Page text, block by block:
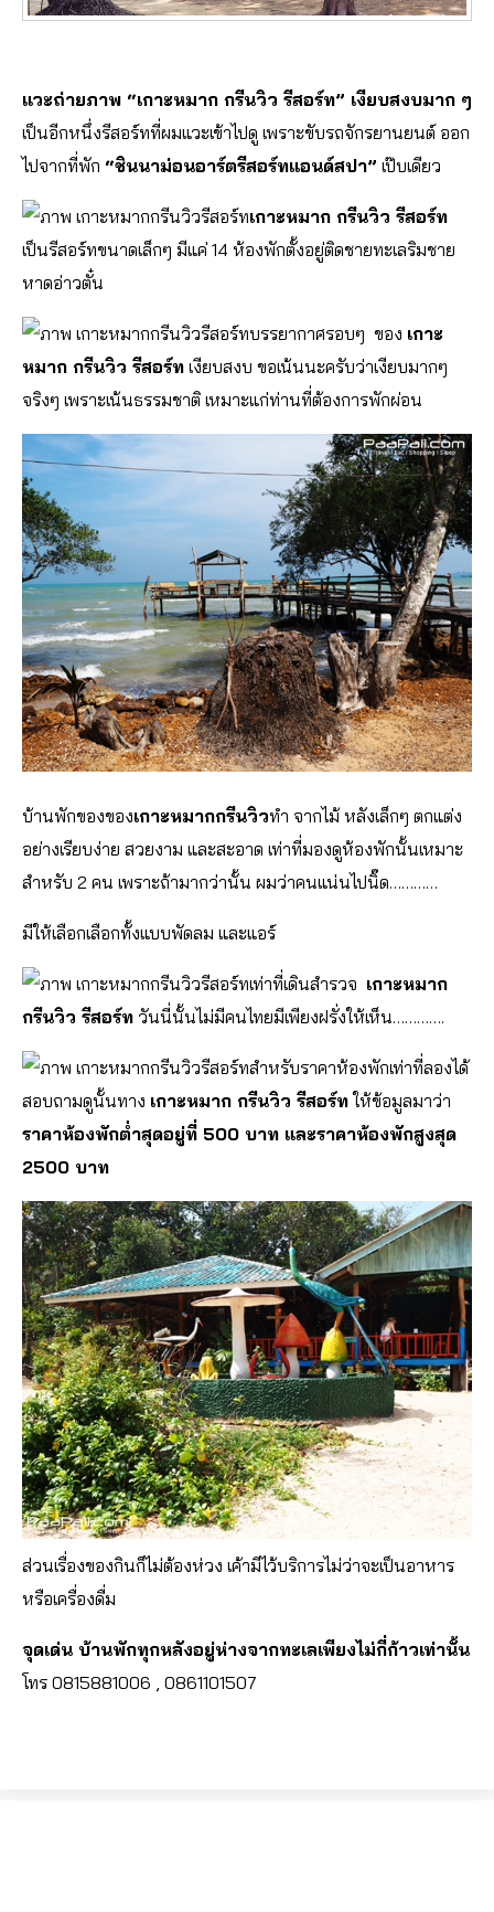
แวะถ่ายภาพ “เกาะหมาก กรีนวิว รีสอร์ท” เงียบสงบมาก ๆ
เป็นอีกหนึ่งรีสอร์ทที่ผมแวะเข้าไปดู เพราะขับรถจักรยานยนต์ ออก
ไปจากที่พัก “ชินนาม่อนอาร์ตรีสอร์ทแอนด์สปา” เป๊บเดียว
เกาะหมาก กรีนวิว รีสอร์ท
เป็นรีสอร์ทขนาดเล็กๆ มีแค่ 14 ห้องพักตั้งอยู่ติดชายทะเลริมชาย
หาดอ่าวตั๋น
บรรยากาศรอบๆ ของ เกาะ
หมาก กรีนวิว รีสอร์ท เงียบสงบ ขอเน้นนะครับว่าเงียบมากๆ
จริงๆ เพราะเน้นธรรมชาติ เหมาะแก่ท่านที่ต้องการพักผ่อน
บ้านพักของของเกาะหมากกรีนวิวทำ จากไม้ หลังเล็กๆ ตกแต่ง
อย่างเรียบง่าย สวยงาม และสะอาด เท่าที่มองดูห้องพักนั้นเหมาะ
สำหรับ 2 คน เพราะถ้ามากว่านั้น ผมว่าคนแน่นไปนิ๊ด…………
มีให้เลือกเลือกทั้งแบบพัดลม และแอร์
เท่าที่เดินสำรวจ เกาะหมาก
กรีนวิว รีสอร์ท วันนี่นั้นไม่มีคนไทยมีเพียงฝรั่งให้เห็น………….
สำหรับราคาห้องพักเท่าที่ลองได้
สอบถามดูนั้นทาง เกาะหมาก กรีนวิว รีสอร์ทให้ข้อมูลมาว่า
ราคาห้องพักต่ำสุดอยู่ที่ 500 บาท และราคาห้องพักสูงสุด
2500 บาท
ส่วนเรื่องของกินก็ไม่ต้องห่วง เค้ามีไว้บริการไม่ว่าจะเป็นอาหาร
หรือเครื่องดื่ม
จุดเด่น บ้านพักทุกหลังอยู่ห่างจากทะเลเพียงไม่กี่ก้าวเท่านั้น
โทร 0815881006 , 0861101507